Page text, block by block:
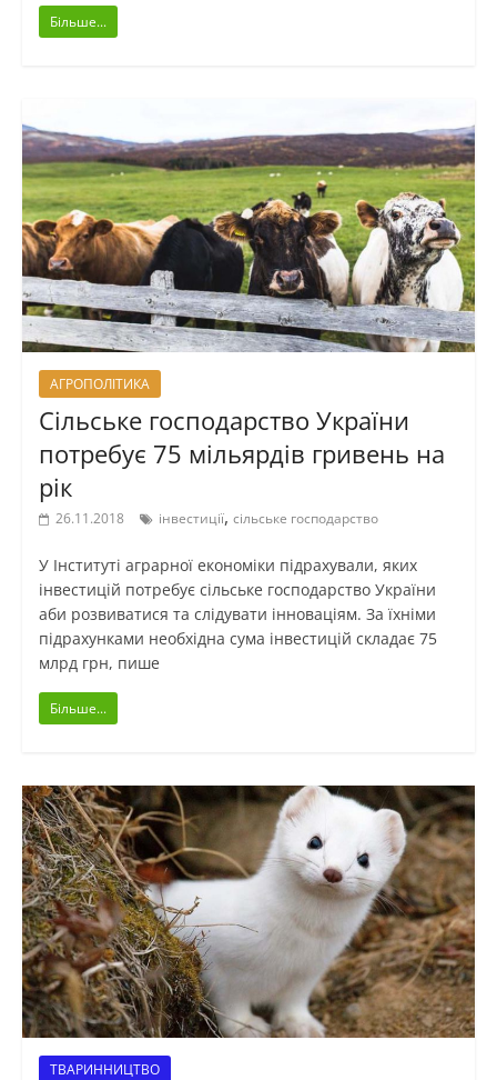
Більше...
АГРОПОЛІТИКА
Сільське господарство України
потребує 75 мільярдів гривень на
рік
26.11.2018 інвестиції, сільське господарство
У Інституті аграрної економіки підрахували, яких
інвестицій потребує сільське господарство України
аби розвиватися та слідувати інноваціям. За їхніми
підрахунками необхідна сума інвестицій складає 75
млрд грн, пише
Більше...
ТВАРИННИЦТВО